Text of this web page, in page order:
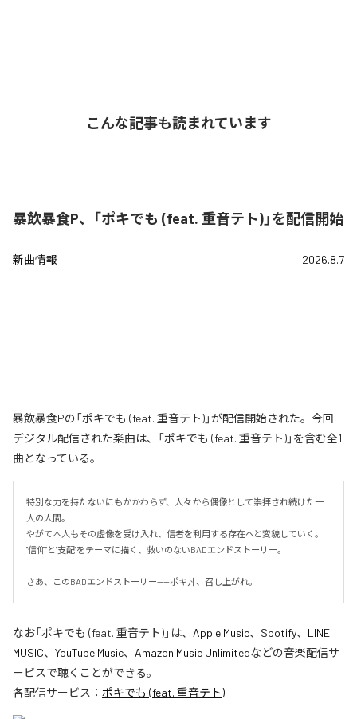
こんな記事も読まれています
暴飲暴食P、「ポキでも (feat. 重音テト)」を配信開始
新曲情報 2026.8.7
暴飲暴食Pの「ポキでも (feat. 重音テト)」が配信開始された。今回
デジタル配信された楽曲は、「ポキでも (feat. 重音テト)」を含む全1
曲となっている。
特別な力を持たないにもかかわらず、人々から偶像として崇拝され続けた一
人の人間。
やがて本人もその虚像を受け入れ、信者を利用する存在へと変貌していく。
"信仰"と"支配"をテーマに描く、救いのないBADエンドストーリー。
さあ、このBADエンドストーリー——ポキ丼、召し上がれ。
なお「ポキでも (feat. 重音テト)」は、 Apple Music、 Spotify、 LINE
MUSIC、 YouTube Music、 Amazon Music Unlimitedなどの音楽配信サ
ービスで聴くことができる。
各配信サービス： ポキでも (feat. 重音テト)